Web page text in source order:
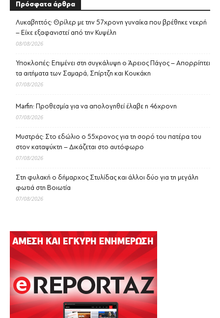
Πρόσφατα άρθρα
Λυκαβηττός: Θρίλερ με την 57χρονη γυναίκα που βρέθηκε νεκρή
– Είχε εξαφανιστεί από την Κυψέλη
08/08/2026
Υποκλοπές: Επιμένει στη συγκάλυψη ο Άρειος Πάγος – Απορρίπτει
τα αιτήματα των Σαμαρά, Σπίρτζη και Κουκάκη
07/08/2026
Marfin: Προθεσμία για να απολογηθεί έλαβε η 46χρονη
07/08/2026
Μυστράς: Στο εδώλιο ο 55χρονος για τη σορό του πατέρα του
στον καταψύκτη – Δικάζεται στο αυτόφωρο
07/08/2026
Στη φυλακή ο δήμαρχος Στυλίδας και άλλοι δύο για τη μεγάλη
φωτιά στη Βοιωτία
07/08/2026